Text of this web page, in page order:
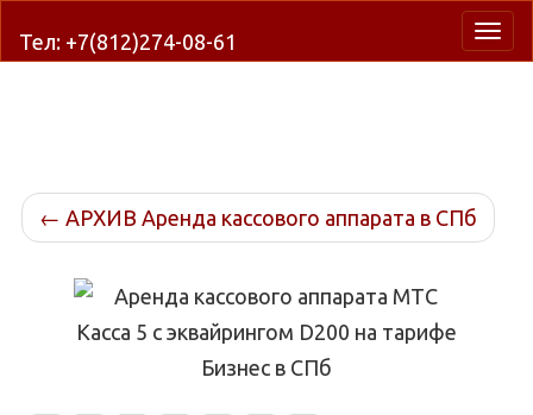
Тел: +7(812)274-08-61
← АРХИВ Аренда кассового аппарата в СПб